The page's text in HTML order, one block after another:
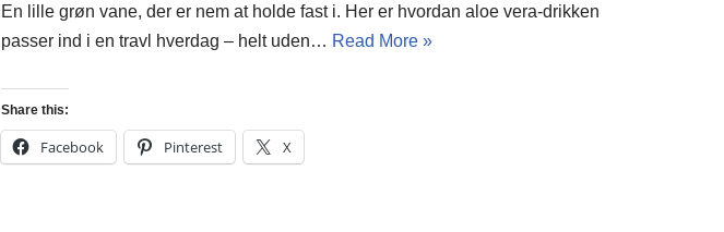
En lille grøn vane, der er nem at holde fast i. Her er hvordan aloe vera-drikken
passer ind i en travl hverdag – helt uden… Read More »
Share this:
Facebook Pinterest X